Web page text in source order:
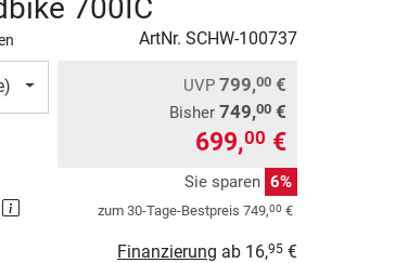
700IC
ArtNr. SCHW-100737
UVP 799,00 €
Bisher 749,00 €
699,00 €
Sie sparen 6%
zum 30-Tage-Bestpreis 749,00 €
Finanzierung ab 16,95 €